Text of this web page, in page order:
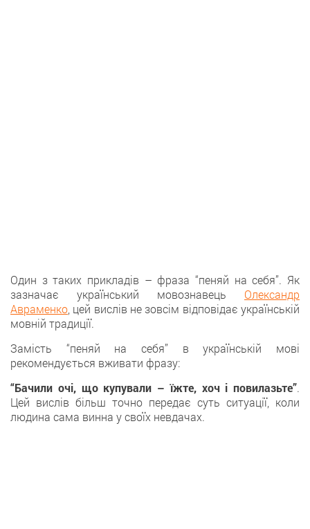
Один з таких прикладів – фраза “пеняй на себя”. Як
зазначає український мовознавець Олександр
Авраменко , цей вислів не зовсім відповідає українській
мовній традиції.
Замість “пеняй на себя” в українській мові
рекомендується вживати фразу:
“Бачили очі, що купували – їжте, хоч і повилазьте”.
Цей вислів більш точно передає суть ситуації, коли
людина сама винна у своїх невдачах.